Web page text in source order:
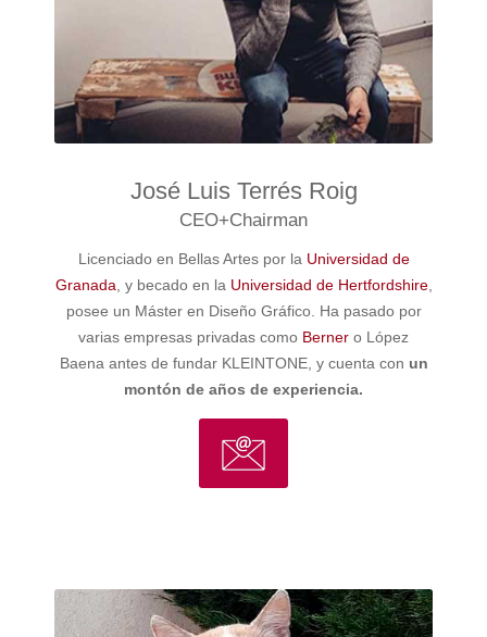
José Luis Terrés Roig
CEO+Chairman
Licenciado en Bellas Artes por la Universidad de
Granada , y becado en la Universidad de Hertfordshire,
posee un Máster en Diseño Gráfico. Ha pasado por
varias empresas privadas como Berner o López
Baena antes de fundar KLEINTONE, y cuenta con un
montón de años de experiencia.